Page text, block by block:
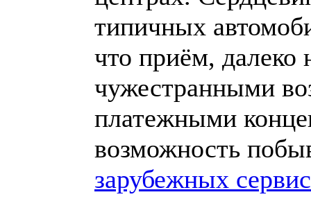
типичных
что приём, далеко
чужестранными
платежными
возможность
зарубежных